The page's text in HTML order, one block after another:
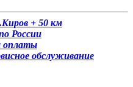
+ 50 км
России
оплаты
обслуживание